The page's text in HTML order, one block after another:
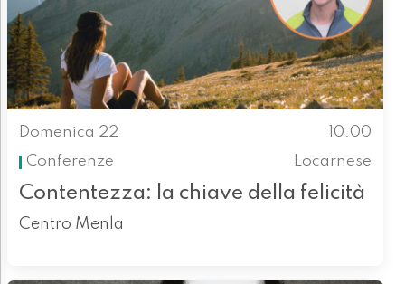
Domenica 22
10.00
Conferenze
Locarnese
Contentezza: la chiave della felicità
Centro Menla